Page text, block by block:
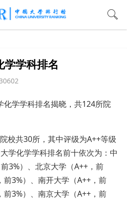
学学科排名
化学学科排名揭晓，共124所院
校共30所，其中评级为A++等级
学化学学科排名前十依次为：中
3%）、北京大学（A++，前
前3%）、南开大学（A++，前
前3%）、南京大学（A++，前